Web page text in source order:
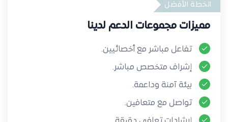
مميزات مجموعات الدعم لدينا
تفاعل مباشر مع أخصائيين.
إشراف متخصص مباشر.
بيئة آمنة وداعمة.
تواصل مع متعافين.
الخطة الأفضل